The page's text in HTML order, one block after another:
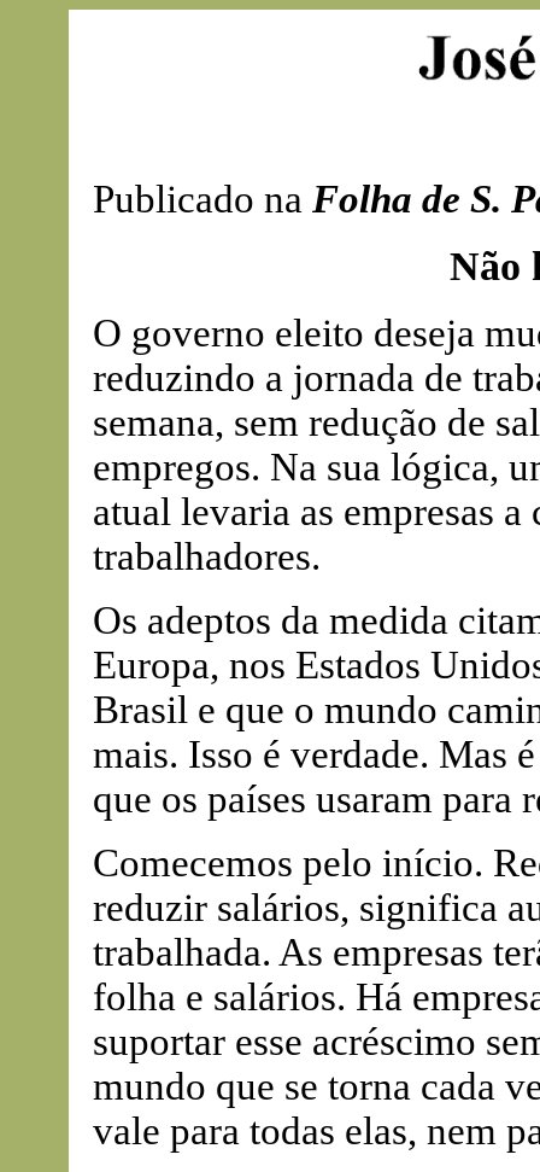
Publicado na Folha de S.
Não
O governo eleito deseja
reduzindo a jornada de
semana, sem redução de
empregos. Na sua lógica,
atual levaria as empresas
trabalhadores.
Os adeptos da medida
Europa, nos Estados
Brasil e que o mundo
mais. Isso é verdade. Mas
que os países usaram para
Comecemos pelo início.
reduzir salários, significa
trabalhada. As empresas
folha e salários. Há
suportar esse acréscimo
mundo que se torna cada
vale para todas elas, nem